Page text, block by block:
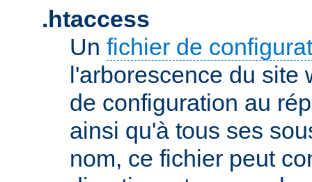
.htaccess
Un fichier de
l'arborescence du
de configuration au
ainsi qu'à tous ses
nom, ce fichier peut